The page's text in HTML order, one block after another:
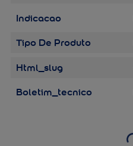
Indicacao
Tipo De Produto
Html_slug
Boletim_tecnico